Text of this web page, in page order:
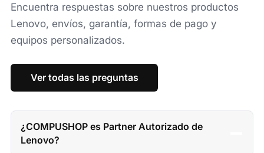
Encuentra respuestas sobre nuestros productos
Lenovo, envíos, garantía, formas de pago y
equipos personalizados.
Ver todas las preguntas
¿COMPUSHOP es Partner Autorizado de
Lenovo?